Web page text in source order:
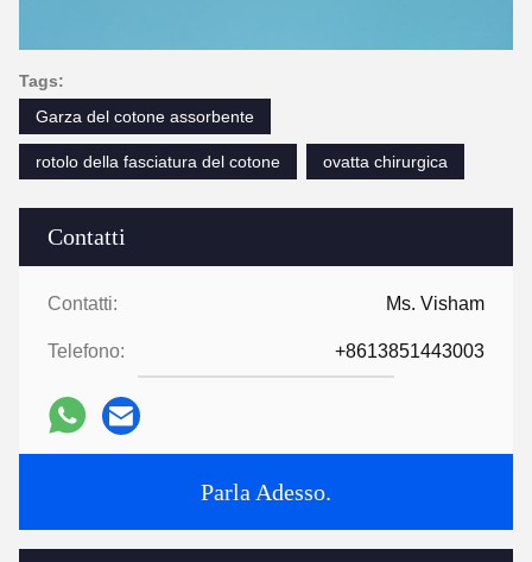
Contatti
Contatti: Ms. Visham
Telefono: +8613851443003
Parla Adesso.
Tags:
Garza del cotone assorbente
rotolo della fasciatura del cotone ovatta chirurgica